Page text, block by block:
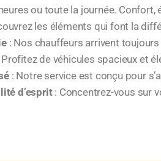
ou toute la journée.
les éléments qui font la
: Nos chauffeurs arrivent
de véhicules spacieux et
: Notre service est conçu pour
d’esprit: Concentrez-vous sur